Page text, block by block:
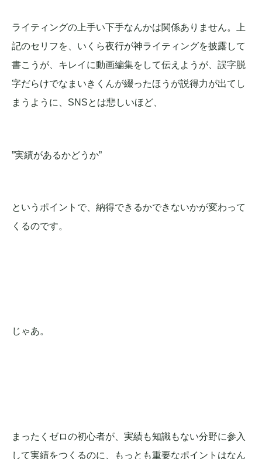
ライティングの上手い下手なんかは関係ありません。上
記のセリフを、いくら夜行が神ライティングを披露して
書こうが、キレイに動画編集をして伝えようが、誤字脱
字だらけでなまいきくんが綴ったほうが説得力が出てし
まうように、SNSとは悲しいほど、
”実績があるかどうか”
というポイントで、納得できるかできないかが変わって
くるのです。
じゃあ。
まったくゼロの初心者が、実績も知識もない分野に参入
して実績をつくるのに、もっとも重要なポイントはなん